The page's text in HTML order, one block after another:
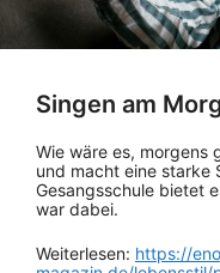
Singen am
Wie wäre es, morgens
und macht eine starke
Gesangsschule bietet
war dabei.
Weiterlesen: https://